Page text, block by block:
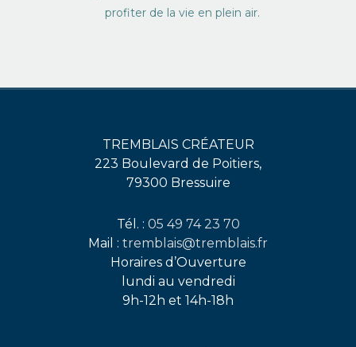
profiter de la vie en plein air.
TREMBLAIS CRÉATEUR
223 Boulevard de Poitiers,
79300 Bressuire
Tél. : 05 49 74 23 70
Mail : tremblais@tremblais.fr
Horaires d’Ouverture
lundi au vendredi
9h-12h et 14h-18h